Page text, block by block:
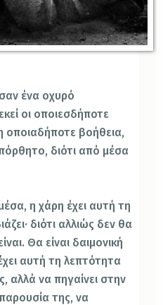
ένα οχυρό
οι οποιεσδήποτε
οποιαδήποτε βοήθεια,
διότι από μέσα
η χάρη έχει αυτή τη
διότι αλλιώς δεν θα
Θα είναι δαιμονική
αυτή τη λεπτότητα
αλλά να πηγαίνει στην
της, να